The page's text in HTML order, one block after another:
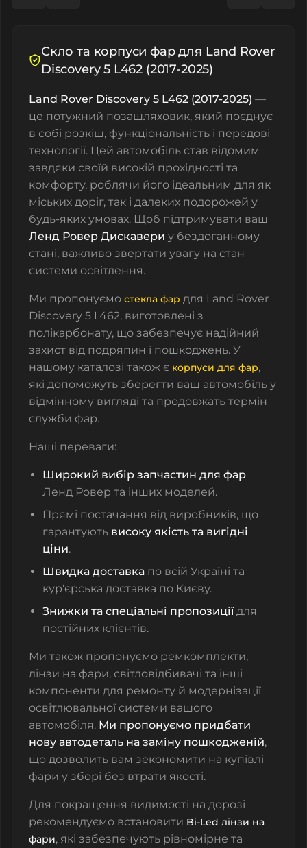
Скло та корпуси фар для Land Rover
Discovery 5 L462 (2017-2025)
Land Rover Discovery 5 L462 (2017-2025) —
це потужний позашляховик, який поєднує
в собі розкіш, функціональність і передові
технології. Цей автомобіль став відомим
завдяки своїй високій прохідності та
комфорту, роблячи його ідеальним для як
міських доріг, так і далеких подорожей у
будь-яких умовах. Щоб підтримувати ваш
Ленд Ровер Дискавери у бездоганному
стані, важливо звертати увагу на стан
системи освітлення.
Ми пропонуємо стекла фар для Land Rover
Discovery 5 L462, виготовлені з
полікарбонату, що забезпечує надійний
захист від подряпин і пошкоджень. У
нашому каталозі також є корпуси для фар,
які допоможуть зберегти ваш автомобіль у
відмінному вигляді та продовжать термін
служби фар.
Наші переваги:
Широкий вибір запчастин для фар
Ленд Ровер та інших моделей.
Прямі постачання від виробників, що
гарантують високу якість та вигідні
ціни.
Швидка доставка по всій Україні та
кур'єрська доставка по Києву.
Знижки та спеціальні пропозиції для
постійних клієнтів.
Ми також пропонуємо ремкомплекти,
лінзи на фари, світловідбивачі та інші
компоненти для ремонту й модернізації
освітлювальної системи вашого
автомобіля. Ми пропонуємо придбати
нову автодеталь на заміну пошкодженій,
що дозволить вам зекономити на купівлі
фари у зборі без втрати якості.
Для покращення видимості на дорозі
рекомендуємо встановити Bi-Led лінзи на
фари, які забезпечують рівномірне та